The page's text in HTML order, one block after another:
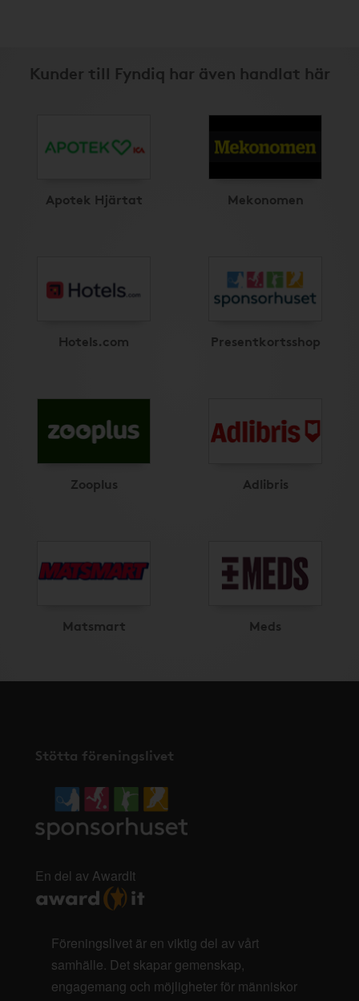
Kunder till Fyndiq har även handlat här
Apotek Hjärtat Mekonomen
Hotels.com Presentkortsshop
Zooplus Adlibris
Matsmart Meds
Stötta föreningslivet
En del av AwardIt
Föreningslivet är en viktig del av vårt
samhälle. Det skapar gemenskap,
engagemang och möjligheter för människor